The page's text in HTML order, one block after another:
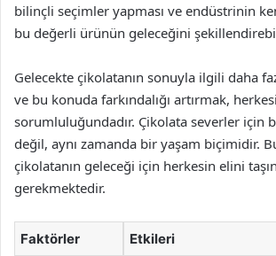
bilinçli seçimler yapması ve endüstrinin
bu değerli ürünün geleceğini
Gelecekte çikolatanın sonuyla ilgili daha
ve bu konuda farkındalığı artırmak,
sorumluluğundadır. Çikolata severler için
değil, aynı zamanda bir yaşam biçimidir.
çikolatanın geleceği için herkesin elini
gerekmektedir.
Faktörler Etkileri